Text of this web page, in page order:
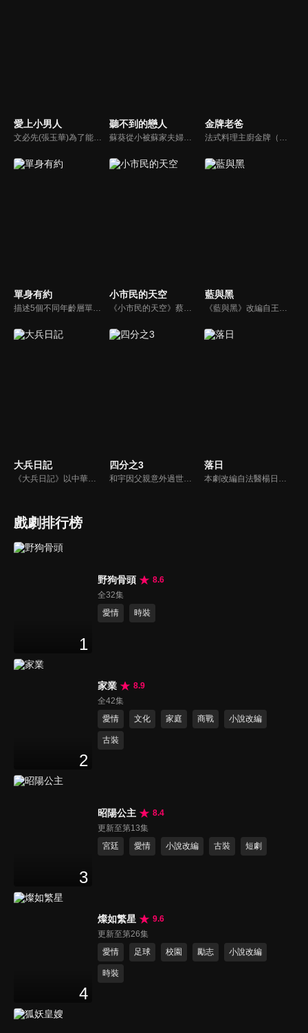
愛上小男人
文必先(張玉華)為了能在職場上與人比拼，武裝自己成為精明幹練的模樣，事實上卻是個外剛內柔的寂寞女子，在一次機會中，與著名難纏人物葛靖(林佑威)共事；李西西(于莉)是個漂亮聰明的花蝴蝶；沈一柔(暄妮)，大學畢業後就結婚，標準的溫室花朵，3人會激盪出什麼樣的火花呢？
聽不到的戀人
蘇葵從小被蘇家夫婦收養 失去家人的蘇葵對自己一無所知。她問母親，為什麼我的聲音不見了？母親則用夢幻的美人魚童話來安慰蘇葵，並且在將來的某一天，王子會來付出他的真愛，美妙的聲音就會回到蘇葵身邊了…
金牌老爸
法式料理主廚金牌（屈中恆）與好友吳誠信（卜學亮）合開法式餐廳，不料，因資金週轉不良，誠信不告而別，金牌面臨積欠員工薪水及房租壓力，只得放棄苦心經營半年的餐廳，帶著妻女回家投靠母親（方芳）。精通料理卻對經營理財一竅不通的他，重新尋找工作卻處處碰壁，他的創業理想真能實現嗎？
單身有約
描述5個不同年齡層單身女子的愛情、婚姻觀。
小市民的天空
《小市民的天空》蔡明亮擔任策劃，交由不同導演負責，蔡明亮自己編導了其中的四部：《我的名字叫做瑪麗》、《麗香的感情線》、《阿雄的初戀情人》和《給我一個家》。
藍與黑
《藍與黑》改編自王藍所著的同名長篇小說（1958年發行，該書被譽為四大抗戰小說之一），故事發生在民國26年對日抗戰爆發到39年國民政府遷台期間，場景則橫跨天津、北平、重慶、上海到台灣，描述孤女唐琪、千金大小姐鄭美莊與孤兒張醒亞「兩女一男」之間，一段見證大時代的烽火戀。
大兵日記
《大兵日記》以中華民國陸軍軍事訓練為題材，是金鰲勳執導的第一部連續劇；其中第1至第23集故事背景為位於台東縣的陸軍台東防衛司令部太平營區新兵訓練中心，自第24集始移往陸軍特戰部隊。
四分之3
和宇因父親意外過世而回到家鄉，面臨被迫接手的賣菜車生意，以及因跛腳而過度保護他的母親，頓時讓和宇的世界瞬間崩塌，陷入絕望。就在此時，和宇遇見駐村藝術家玟萱，第一個不把自己跛腳當回事的女孩，還約跛腳的自己去騎單車，她在和宇混亂的世界裡，開了一扇窗，並協助他重新理解所謂的家庭。
落日
本劇改編自法醫楊日松先生一生所遭遇的真實案件。敘述終身奉獻台灣法醫志業、不求名利但求正義的法醫楊百川(劇中名)，及其從事於第一線法網工作的摯友、長官及學生，所共同面臨的刑事案件挑戰，是一部題材特殊且富社會意義的傳記式警匪推理劇集。
戲劇排行榜
1
野狗骨頭
8.6
全32集
愛情
時裝
2
家業
8.9
全42集
愛情
文化 家庭 商戰 小說改編
古裝
3
昭陽公主
8.4
更新至第13集
宮廷
愛情 小說改編 古裝 短劇
4
燦如繁星
9.6
更新至第26集
愛情
足球 校園 勵志 小說改編
時裝